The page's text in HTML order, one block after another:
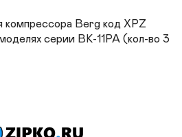
компрессора Berg код XPZ
серии ВК-11РА (кол-во 3